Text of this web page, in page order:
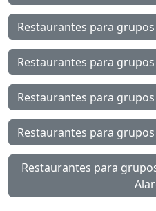
Restaurantes para
Restaurantes para
Restaurantes para
Restaurantes para
Restaurantes para